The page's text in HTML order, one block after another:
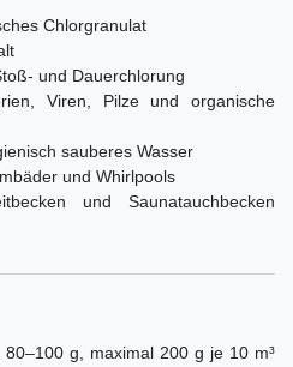
Chlorgranulat
und Dauerchlorung
Viren, Pilze und organische
sauberes Wasser
und Whirlpools
und Saunatauchbecken
80–100 g, maximal 200 g je 10 m³